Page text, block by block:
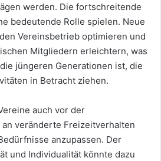
werden. Die fortschreitende
bedeutende Rolle spielen. Neue
Vereinsbetrieb optimieren und
Mitgliedern erleichtern, was
jüngeren Generationen ist, die
in Betracht ziehen.
auch vor der
veränderte Freizeitverhalten
anzupassen. Der
und Individualität könnte dazu